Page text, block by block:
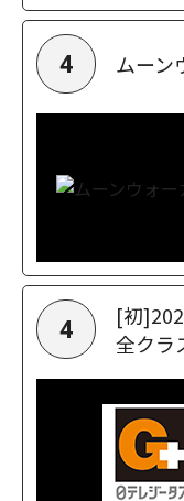
4 ムーン
4
[初
全クラ